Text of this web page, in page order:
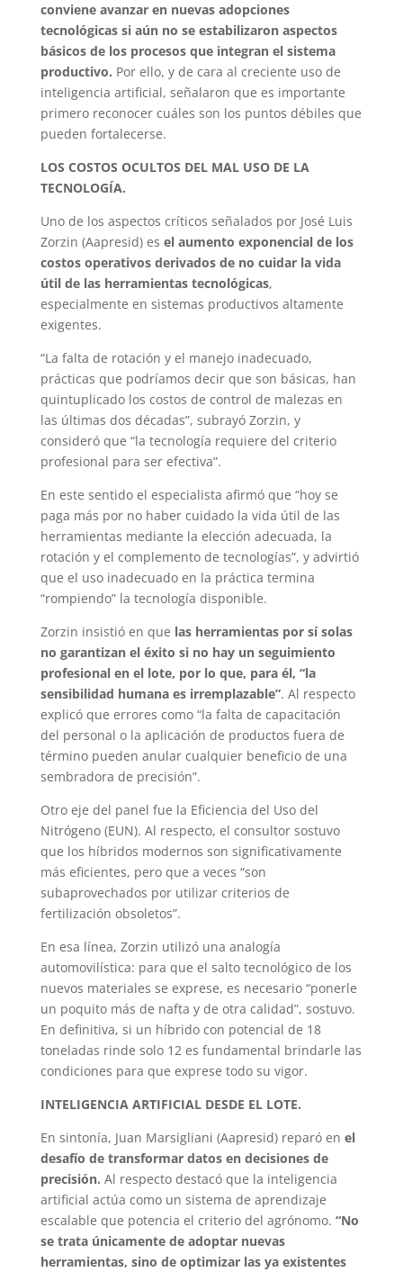
conviene avanzar en nuevas adopciones
tecnológicas si aún no se estabilizaron aspectos
básicos de los procesos que integran el sistema
productivo. Por ello, y de cara al creciente uso de
inteligencia artificial, señalaron que es importante
primero reconocer cuáles son los puntos débiles que
pueden fortalecerse.
LOS COSTOS OCULTOS DEL MAL USO DE LA
TECNOLOGÍA.
Uno de los aspectos críticos señalados por José Luis
Zorzin (Aapresid) es el aumento exponencial de los
costos operativos derivados de no cuidar la vida
útil de las herramientas tecnológicas,
especialmente en sistemas productivos altamente
exigentes.
“La falta de rotación y el manejo inadecuado,
prácticas que podríamos decir que son básicas, han
quintuplicado los costos de control de malezas en
las últimas dos décadas”, subrayó Zorzin, y
consideró que “la tecnología requiere del criterio
profesional para ser efectiva”.
En este sentido el especialista afirmó que “hoy se
paga más por no haber cuidado la vida útil de las
herramientas mediante la elección adecuada, la
rotación y el complemento de tecnologías”, y advirtió
que el uso inadecuado en la práctica termina
“rompiendo” la tecnología disponible.
Zorzin insistió en que las herramientas por sí solas
no garantizan el éxito si no hay un seguimiento
profesional en el lote, por lo que, para él, “la
sensibilidad humana es irremplazable”. Al respecto
explicó que errores como “la falta de capacitación
del personal o la aplicación de productos fuera de
término pueden anular cualquier beneficio de una
sembradora de precisión”.
Otro eje del panel fue la Eficiencia del Uso del
Nitrógeno (EUN). Al respecto, el consultor sostuvo
que los híbridos modernos son significativamente
más eficientes, pero que a veces “son
subaprovechados por utilizar criterios de
fertilización obsoletos”.
En esa línea, Zorzin utilizó una analogía
automovilística: para que el salto tecnológico de los
nuevos materiales se exprese, es necesario “ponerle
un poquito más de nafta y de otra calidad”, sostuvo.
En definitiva, si un híbrido con potencial de 18
toneladas rinde solo 12 es fundamental brindarle las
condiciones para que exprese todo su vigor.
INTELIGENCIA ARTIFICIAL DESDE EL LOTE.
En sintonía, Juan Marsigliani (Aapresid) reparó en el
desafío de transformar datos en decisiones de
precisión. Al respecto destacó que la inteligencia
artificial actúa como un sistema de aprendizaje
escalable que potencia el criterio del agrónomo. “No
se trata únicamente de adoptar nuevas
herramientas, sino de optimizar las ya existentes